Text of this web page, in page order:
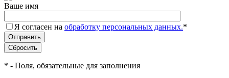
Ваше имя
Я согласен на обработку персональных данных.*
* - Поля, обязательные для заполнения